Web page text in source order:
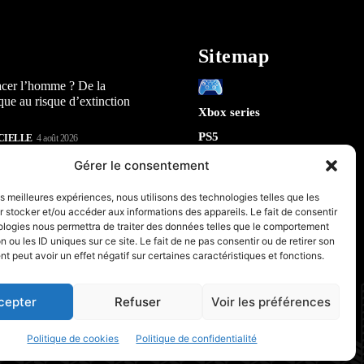
Gérer le consentement
meilleures expériences, nous utilisons des technologies telles que les
stocker et/ou accéder aux informations des appareils. Le fait de consentir
nous permettra de traiter des données telles que le comportement
ou les ID uniques sur ce site. Le fait de ne pas consentir ou de retirer son
peut avoir un effet négatif sur certaines caractéristiques et fonctions.
Refuser Voir les préférences
Politique de cookies Politique de confidentialité
l’homme ? De la
au risque d’extinction
4 août 2026
Play : 5 révélations sur la
qui arrive en 2026
la sécurité de Chrome : 5
sur le futur de votre
Sitemap
Xbox series
PS5
Switch
IA
Robotique
Espace
PC & Composants Gaming